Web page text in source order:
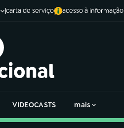
carta de serviço acesso à informação
VIDEOCASTS mais